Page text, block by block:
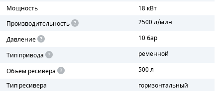
Мощность
18 кВт
Производительность
2500 л/мин
Давление
10 бар
Тип привода
ременной
Объем ресивера
500 л
Тип ресивера
горизонтальный
РАДИАТОРЫ
ПОДШИПНИКИ
ПОРШНЕВЫЕ БЛОКИ